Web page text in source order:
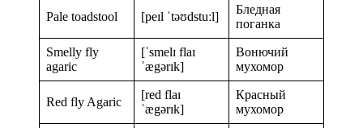
Pale toadstool [peɪl ˈtəʊdstuːl]
Бледная
поганка
Smelly fly
agaric
[ˈsmelɪ flaɪ
ˈægərɪk]
Вонючий
мухомор
Red fly Agaric
[red flaɪ
ˈægərɪk]
Красный
мухомор